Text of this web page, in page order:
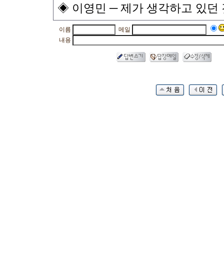
◈ 이영민 ─ 제가 생각하고 있던
이름
메일
내용